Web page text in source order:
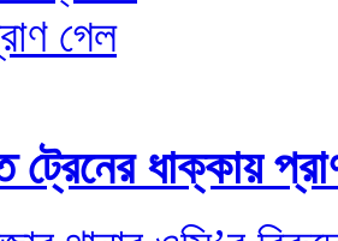
ট্রেনের ধাক্কায়